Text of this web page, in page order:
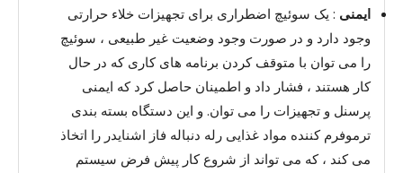
ایمنی : یک سوئیچ اضطراری برای تجهیزات خلاء حرارتی
وجود دارد و در صورت وجود وضعیت غیر طبیعی ، سوئیچ
را می توان با متوقف کردن برنامه های کاری که در حال
کار هستند ، فشار داد و اطمینان حاصل کرد که ایمنی
پرسنل و تجهیزات را می توان. و این دستگاه بسته بندی
ترموفرم کننده مواد غذایی رله دنباله فاز اشنایدر را اتخاذ
می کند ، که می تواند از شروع کار پیش فرض سیستم